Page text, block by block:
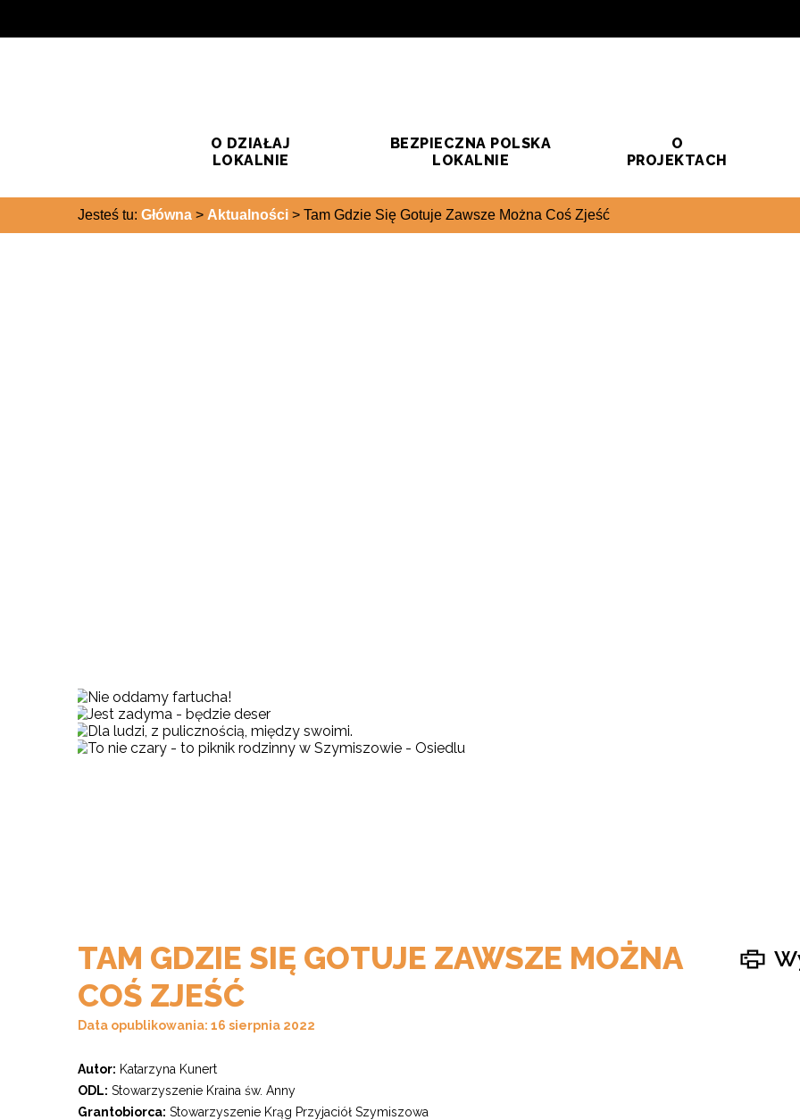
O DZIAŁAJ
LOKALNIE
BEZPIECZNA POLSKA
LOKALNIE
O
PROJEKTACH
Jesteś tu: Główna > Aktualności > Tam Gdzie Się Gotuje Zawsze Można Coś Zjeść
TAM GDZIE SIĘ GOTUJE ZAWSZE MOŻNA
COŚ ZJEŚĆ
Data opublikowania: 16 sierpnia 2022
Autor: Katarzyna Kunert
ODL: Stowarzyszenie Kraina św. Anny
Grantobiorca: Stowarzyszenie Krąg Przyjaciół Szymiszowa